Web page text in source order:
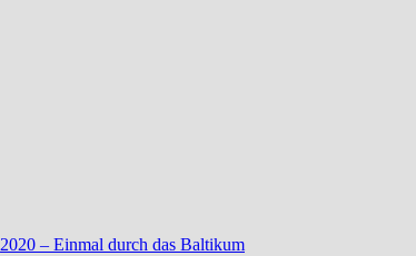
2020 – Einmal durch das Baltikum